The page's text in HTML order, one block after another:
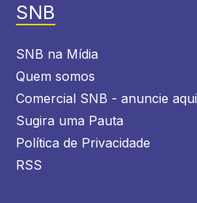
SNB
SNB na Mídia
Quem somos
Comercial SNB - anuncie aqui
Sugira uma Pauta
Política de Privacidade
RSS